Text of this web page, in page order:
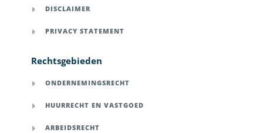
DISCLAIMER
PRIVACY STATEMENT
Rechtsgebieden
ONDERNEMINGSRECHT
HUURRECHT EN VASTGOED
ARBEIDSRECHT